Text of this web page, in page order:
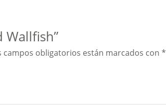
campos obligatorios están marcados con*